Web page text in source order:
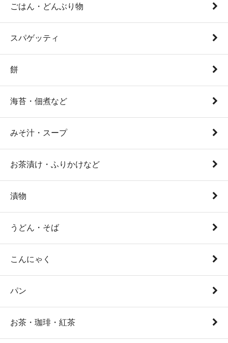
ごはん・どんぶり物
スパゲッティ
餅
海苔・佃煮など
みそ汁・スープ
お茶漬け・ふりかけなど
漬物
うどん・そば
こんにゃく
パン
お茶・珈琲・紅茶